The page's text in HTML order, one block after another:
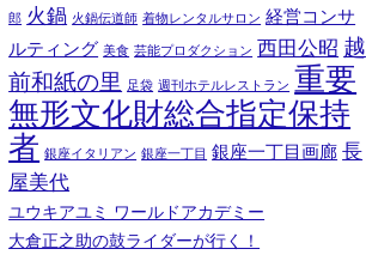
郎 火鍋 火鍋伝道師 着物レンタルサロン 経営コンサ
ルティング 美食 芸能プロダクション 西田公昭 越
前和紙の里 足袋 週刊ホテルレストラン 重要
無形文化財総合指定保持
者 銀座イタリアン 銀座一丁目 銀座一丁目画廊 長
屋美代
ユウキアユミ ワールドアカデミー
大倉正之助の鼓ライダーが行く！